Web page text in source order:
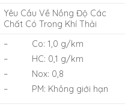
Yêu Cầu Về Nồng Độ Các
Chất Có Trong Khí Thải
– Co: 1,0 g/km
– HC: 0,1 g/km
– Nox: 0,8
– PM: Không giới hạn